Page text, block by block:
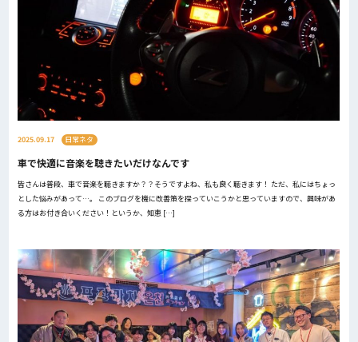
2025.09.17 日常ネタ
車で快適に音楽を聴きたいだけなんです
皆さんは普段、車で音楽を聴きますか？？そうですよね、私も良く聴きます！ ただ、私にはちょっ
とした悩みがあって…。 このブログを機に改善策を探っていこうかと思っていますので、興味があ
る方はお付き合いください！というか、知恵 […]